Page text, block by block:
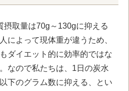
摂取量は70g～130gに抑える
によって現体重が違うため、
ダイエット的に効率的ではな
なので私たちは、1日の炭水
下のグラム数に抑える、とい